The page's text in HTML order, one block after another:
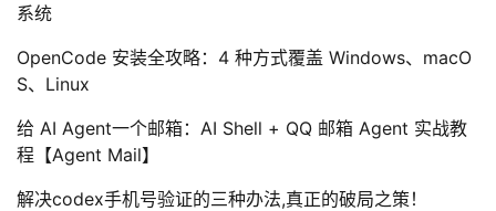
系统
OpenCode 安装全攻略：4 种方式覆盖 Windows、macO
S、Linux
给 AI Agent一个邮箱：AI Shell + QQ 邮箱 Agent 实战教
程【Agent Mail】
解决codex手机号验证的三种办法,真正的破局之策！